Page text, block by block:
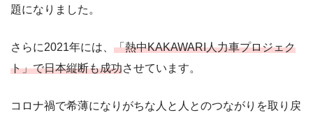
題になりました。
さらに2021年には、 「熱中KAKAWARI人力車プロジェク
ト」で日本縦断も成功させています。
コロナ禍で希薄になりがちな人と人とのつながりを取り戻